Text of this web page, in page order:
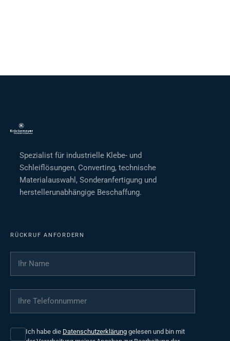
Spezialist für industrielle Klebe- und
Schleiflösungen, Converting, technische
Materialauswahl, Sonderanfertigung und
herstellerunabhängige Beschaffung.
RÜCKRUF ANFORDERN
Ihr Name
Ihre Telefonnummer
Ich habe die Datenschutzerklärung gelesen und bin mit